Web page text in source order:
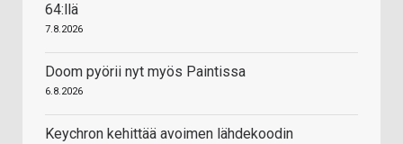
64:llä
7.8.2026
Doom pyörii nyt myös Paintissa
6.8.2026
Keychron kehittää avoimen lähdekoodin